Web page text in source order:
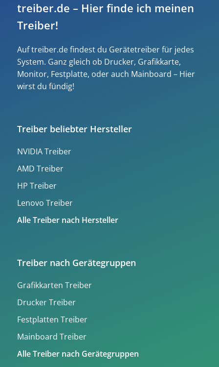
treiber.de – Hier finde ich meinen
Treiber!
Auf treiber.de findest du Gerätetreiber für jedes
System. Ganz gleich ob Drucker, Grafikkarte,
Monitor, Festplatte, oder auch Mainboard – Hier
wirst du fündig!
Treiber beliebter Hersteller
NVIDIA Treiber
AMD Treiber
HP Treiber
Lenovo Treiber
Alle Treiber nach Hersteller
Treiber nach Gerätegruppen
Grafikkarten Treiber
Drucker Treiber
Festplatten Treiber
Mainboard Treiber
Alle Treiber nach Gerätegruppen